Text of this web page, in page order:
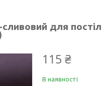
для
115 ₴
В наявності